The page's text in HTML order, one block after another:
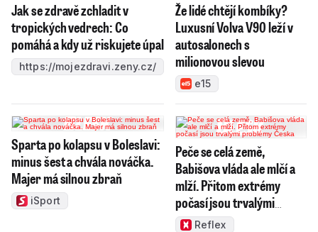
Jak se zdravě zchladit v
tropických vedrech: Co
pomáhá a kdy už riskujete úpal
https://mojezdravi.zeny.cz/
Že lidé chtějí kombíky?
Luxusní Volva V90 leží v
autosalonech s
milionovou slevou
e15
Sparta po kolapsu v Boleslavi:
minus šest a chvála nováčka.
Majer má silnou zbraň
iSport
Peče se celá země,
Babišova vláda ale mlčí a
mlží. Přitom extrémy
počasí jsou trvalými
problémy Česka
Reflex